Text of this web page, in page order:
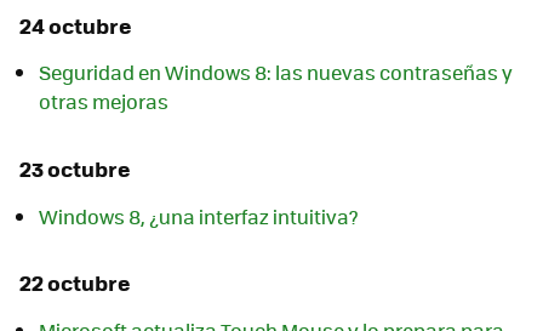
24 octubre
Seguridad en Windows 8: las nuevas contraseñas y
otras mejoras
23 octubre
Windows 8, ¿una interfaz intuitiva?
22 octubre